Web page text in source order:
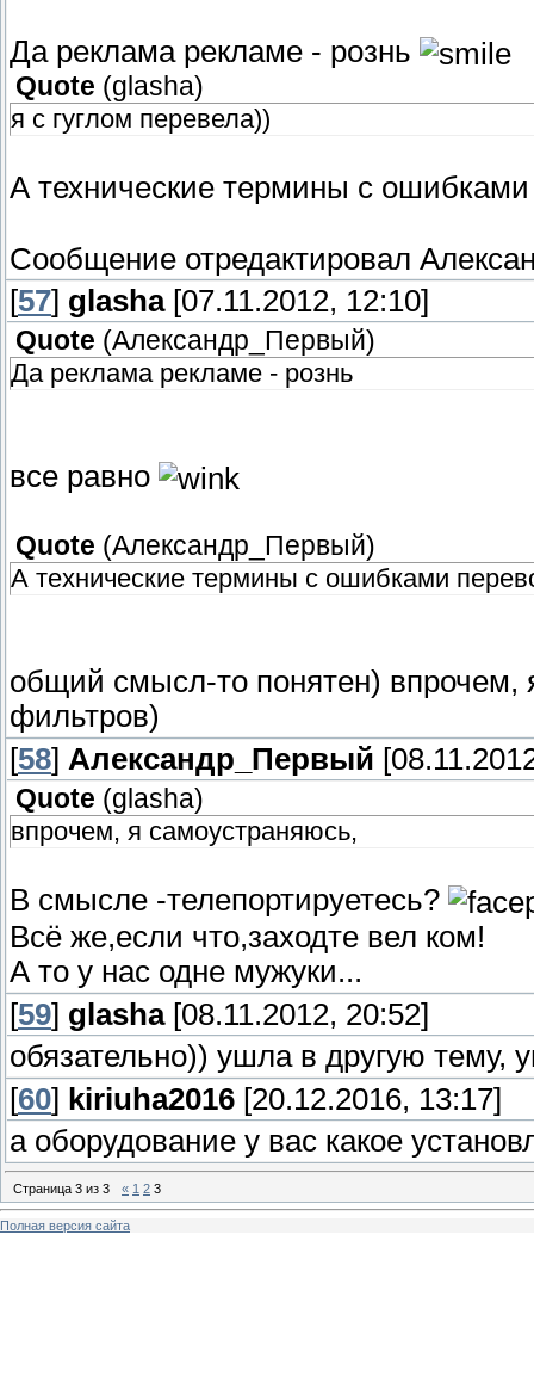
Да реклама рекламе - рознь
Quote (glasha)
я с гуглом перевела))
А технические термины с
Сообщение отредактировал
[57] glasha[07.11.2012, 12:10]
Quote (Александр_Первый)
Да реклама рекламе - рознь
все равно
Quote (Александр_Первый)
А технические термины с ошибками
общий смысл-то понятен) впрочем,
фильтров)
[58] Александр_Первый
Quote (glasha)
впрочем, я самоустраняюсь,
В смысле -телепортируетесь?
Всё же,если что,заходте вел ком!
А то у нас одне мужуки...
[59] glasha[08.11.2012, 20:52]
обязательно)) ушла в другую тему,
[60] kiriuha2016 [20.12.2016, 13:17]
а оборудование у вас какое
Страница 3 из 3 « 1 2 3
Полная версия сайта